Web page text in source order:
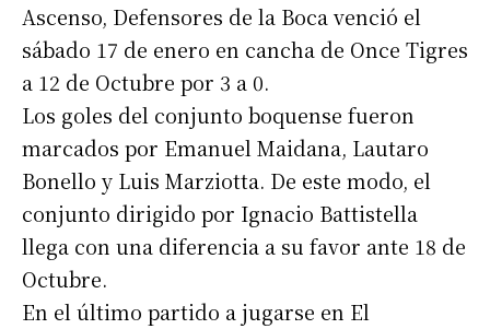
Ascenso, Defensores de la Boca venció el
sábado 17 de enero en cancha de Once Tigres
a 12 de Octubre por 3 a 0.
Los goles del conjunto boquense fueron
marcados por Emanuel Maidana, Lautaro
Bonello y Luis Marziotta. De este modo, el
conjunto dirigido por Ignacio Battistella
llega con una diferencia a su favor ante 18 de
Octubre.
En el último partido a jugarse en El